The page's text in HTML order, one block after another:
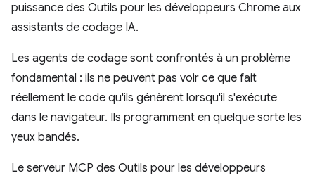
puissance des Outils pour les développeurs Chrome aux
assistants de codage IA.
Les agents de codage sont confrontés à un problème
fondamental : ils ne peuvent pas voir ce que fait
réellement le code qu'ils génèrent lorsqu'il s'exécute
dans le navigateur. Ils programment en quelque sorte les
yeux bandés.
Le serveur MCP des Outils pour les développeurs